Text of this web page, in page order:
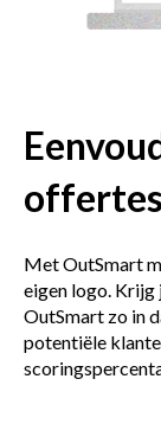
Met OutSmart
eigen logo. Krijg
OutSmart zo in
potentiële